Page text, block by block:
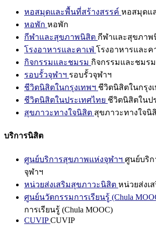
หอสมุดและพื้นที่สร้างสรรค์ หอสมุดแ
หอพัก หอพัก
กีฬาและสุขภาพนิสิต กีฬาและสุขภาพ
โรงอาหารและคาเฟ่ โรงอาหารและค
กิจกรรมและชมรม กิจกรรมและชมรม
รอบรั้วจุฬาฯ รอบรั้วจุฬาฯ
ชีวิตนิสิตในกรุงเทพฯ ชีวิตนิสิตในกรุง
ชีวิตนิสิตในประเทศไทย ชีวิตนิสิตในป
สุขภาวะทางใจนิสิต สุขภาวะทางใจนิ
บริการนิสิต
ศูนย์บริการสุขภาพแห่งจุฬาฯ ศูนย์บริ
จุฬาฯ
หน่วยส่งเสริมสุขภาวะนิสิต หน่วยส่งเ
ศูนย์นวัตกรรมการเรียนรู้ (Chula
การเรียนรู้ (Chula MOOC)
CUVIPCUVIP